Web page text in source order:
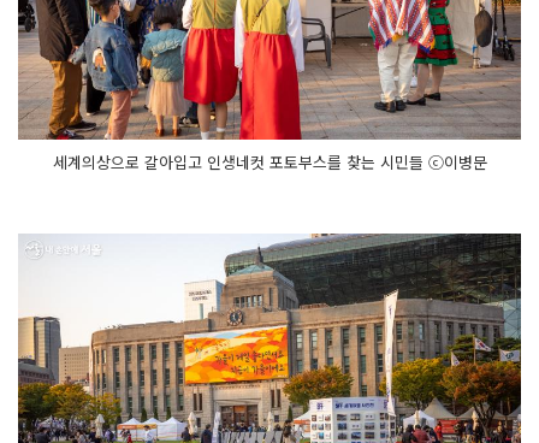
세계의상으로 갈아입고 인생네컷 포토부스를 찾는 시민들 ⓒ이병문